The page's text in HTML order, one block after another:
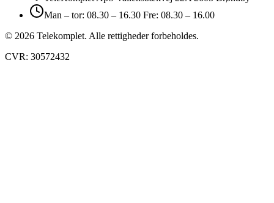
Man – tor: 08.30 – 16.30 Fre: 08.30 – 16.00
© 2026 Telekomplet. Alle rettigheder forbeholdes.
CVR: 30572432